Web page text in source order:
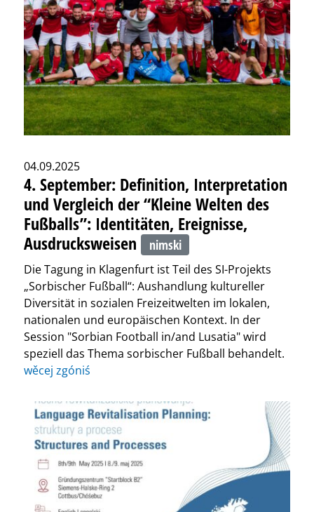
04.09.2025
4. September: Definition, Interpretation
und Vergleich der “Kleine Welten des
Fußballs”: Identitäten, Ereignisse,
Ausdrucksweisen
nimski
Die Tagung in Klagenfurt ist Teil des SI-Projekts
„Sorbischer Fußball“: Aushandlung kultureller
Diversität in sozialen Freizeitwelten im lokalen,
nationalen und europäischen Kontext. In der
Session "Sorbian Football in/and Lusatia" wird
speziell das Thema sorbischer Fußball behandelt.
wěcej zgóniś